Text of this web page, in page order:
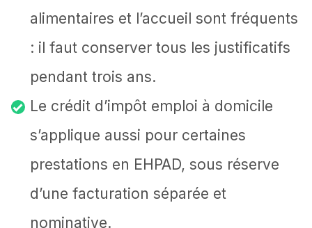
alimentaires et l’accueil sont fréquents
: il faut conserver tous les justificatifs
pendant trois ans.
Le crédit d’impôt emploi à domicile
s’applique aussi pour certaines
prestations en EHPAD, sous réserve
d’une facturation séparée et
nominative.